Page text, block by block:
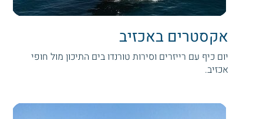
אקסטרים באכזיב
יום כיף עם רייזרים וסירות טורנדו בים התיכון מול חופי
אכזיב.